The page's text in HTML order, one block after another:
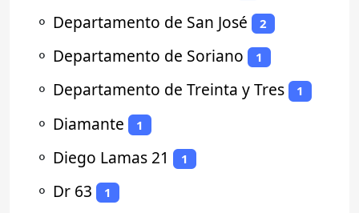
⚬ Departamento de San José 2
⚬ Departamento de Soriano 1
⚬ Departamento de Treinta y Tres 1
⚬ Diamante 1
⚬ Diego Lamas 21 1
⚬ Dr 63 1